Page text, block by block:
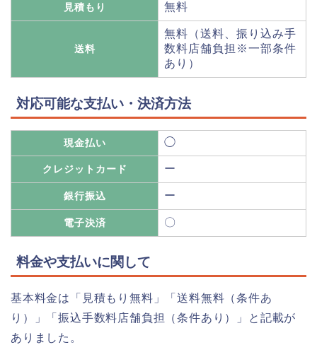
見積もり 無料
送料
無料（送料、振り込み手
数料店舗負担※一部条件
あり）
対応可能な支払い・決済方法
現金払い ◯
クレジットカード ー
銀行振込 ー
電子決済 〇
料金や支払いに関して
基本料金は「見積もり無料」「送料無料（条件あ
り）」「振込手数料店舗負担（条件あり）」と記載が
ありました。